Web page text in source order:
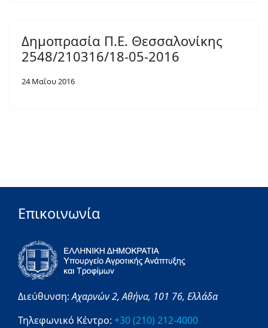
Δημοπρασία Π.Ε. Θεσσαλονίκης
2548/210316/18-05-2016
24 Μαΐου 2016
Επικοινωνία
Διεύθυνση:Αχαρνών 2,Αθήνα, 101 76, Ελλάδα
Τηλεφωνικό Κέντρο: +30 (210) 212-4000